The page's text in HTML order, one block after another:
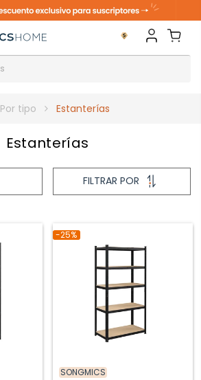
Por tipo Estanterías
Estanterías
FILTRAR POR
-25%
SONGMICS